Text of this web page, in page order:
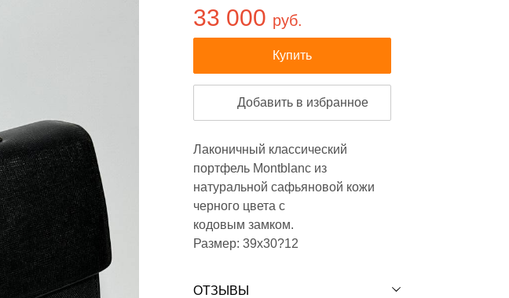
33 000 руб.
Купить
Добавить в избранное
Лаконичный классический
портфель Montblanc из
натуральной сафьяновой кожи
черного цвета с
кодовым замком.
Размер: 39х30?12
ОТЗЫВЫ